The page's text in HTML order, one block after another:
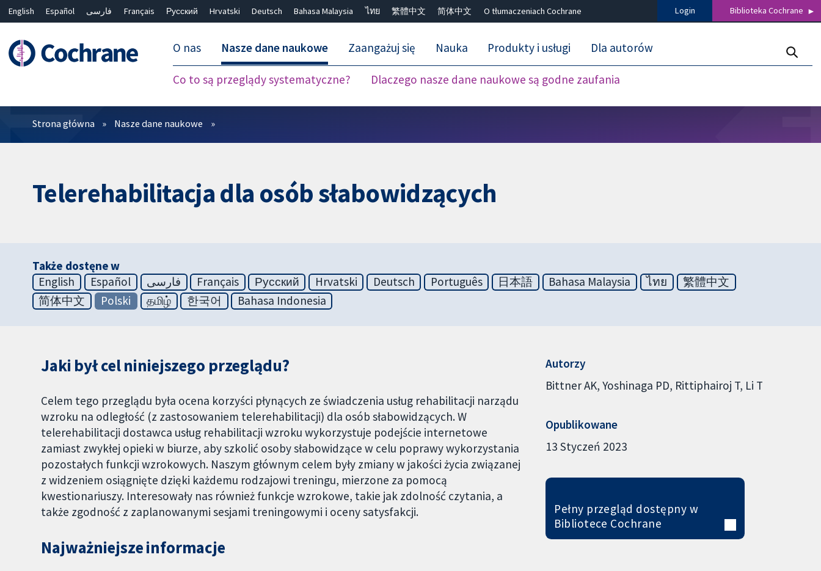
English Español فارسی Français Русский Hrvatski Deutsch Bahasa Malaysia ไทย 繁體中文 简体中文 O tłumaczeniach Cochrane Login Biblioteka Cochrane
O nas Nasze dane naukowe
Co to są przeglądy systematyczne? Dlaczego nasze dane naukowe są godne zaufania
Zaangażuj się Nauka Produkty i usługi Dla autorów
Filtry
Strona główna Nasze dane naukowe
Telerehabilitacja dla osób słabowidzących
Także dostęne w
English
Español فارسی Français Русский Hrvatski Deutsch Português 日本語 Bahasa Malaysia ไทย
繁體中文
简体中文
Polski தமிழ் 한국어 Bahasa Indonesia
Jaki był cel niniejszego przeglądu?
Celem tego przeglądu była ocena korzyści płynących ze świadczenia usług rehabilitacji narządu
wzroku na odległość (z zastosowaniem telerehabilitacji) dla osób słabowidzących. W
telerehabilitacji dostawca usług rehabilitacji wzroku wykorzystuje podejście internetowe
zamiast zwykłej opieki w biurze, aby szkolić osoby słabowidzące w celu poprawy wykorzystania
pozostałych funkcji wzrokowych. Naszym głównym celem były zmiany w jakości życia związanej
z widzeniem osiągnięte dzięki każdemu rodzajowi treningu, mierzone za pomocą
kwestionariuszy. Interesowały nas również funkcje wzrokowe, takie jak zdolność czytania, a
także zgodność z zaplanowanymi sesjami treningowymi i oceny satysfakcji.
Najważniejsze informacje
Autorzy
Bittner AK Yoshinaga PD Rittiphairoj T Li T
Opublikowane
13 Styczeń 2023
Pełny przegląd dostępny w
Bibliotece Cochrane